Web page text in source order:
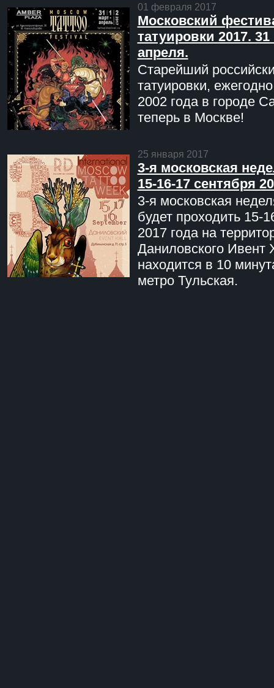
01 февраля 2017
Московский
татуировки 2017. 31
апреля.
Старейший
татуировки,
2002 года в городе
теперь в Москве!
25 января 2017
3-я московская
15-16-17 сентября
3-я московская
будет проходить 15-
2017 года на
Даниловского Ивент
находится в 10
метро Тульская.